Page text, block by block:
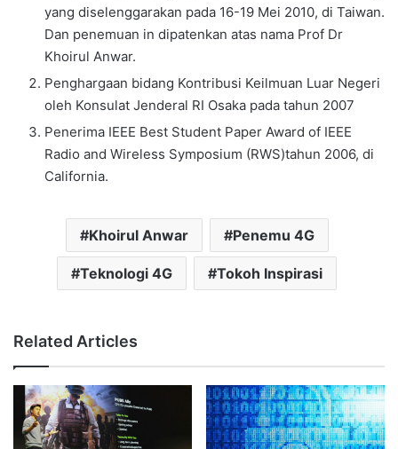
yang diselenggarakan pada 16-19 Mei 2010, di Taiwan.
Dan penemuan in dipatenkan atas nama Prof Dr
Khoirul Anwar.
Penghargaan bidang Kontribusi Keilmuan Luar Negeri
oleh Konsulat Jenderal RI Osaka pada tahun 2007
Penerima IEEE Best Student Paper Award of IEEE
Radio and Wireless Symposium (RWS)tahun 2006, di
California.
Khoirul Anwar Penemu 4G
Teknologi 4G Tokoh Inspirasi
Related Articles